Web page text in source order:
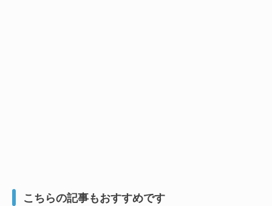
こちらの記事もおすすめです